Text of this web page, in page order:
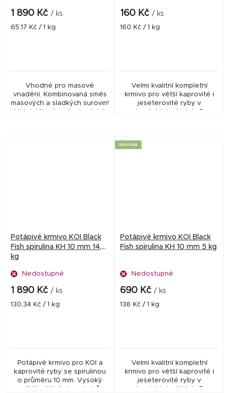
1 890 Kč / ks
Měrná
65,17 Kč / 1 kg
Vhodné pro masové
vnadění. Kombinovaná směs
masových a sladkých surovin!
Velmi účinné a dlouhodobě
160 Kč / ks
Měrná
160 Kč / 1 kg
Velmi kvalitní kompletní
krmivo pro větší kaprovité i
jeseterovité ryby v
zahradních jezírkách. Pro
Potápivé krmivo KOI Black
Fish spirulina KH 10 mm 14,5
kg
Nedostupné
1 890 Kč / ks
Měrná
130,34 Kč / 1 kg
Potápivé krmivo pro KOI a
kaprovité ryby se spirulinou
o průměru 10 mm. Vysoký
Novinka
Potápivé krmivo KOI Black
Fish spirulina KH 10 mm 5 kg
Nedostupné
690 Kč / ks
Měrná
138 Kč / 1 kg
Velmi kvalitní kompletní
krmivo pro větší kaprovité i
jeseterovité ryby v